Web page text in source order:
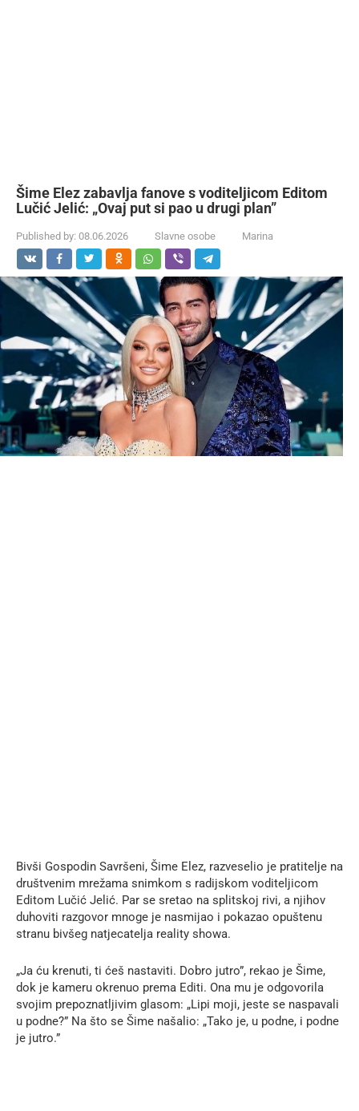
Šime Elez zabavlja fanove s voditeljicom Editom
Lučić Jelić: „Ovaj put si pao u drugi plan”
Published by: 08.06.2026 Slavne osobe Marina
Bivši Gospodin Savršeni, Šime Elez, razveselio je pratitelje na
društvenim mrežama snimkom s radijskom voditeljicom
Editom Lučić Jelić. Par se sretao na splitskoj rivi, a njihov
duhoviti razgovor mnoge je nasmijao i pokazao opuštenu
stranu bivšeg natjecatelja reality showa.
„Ja ću krenuti, ti ćeš nastaviti. Dobro jutro”, rekao je Šime,
dok je kameru okrenuo prema Editi. Ona mu je odgovorila
svojim prepoznatljivim glasom: „Lipi moji, jeste se naspavali
u podne?” Na što se Šime našalio: „Tako je, u podne, i podne
je jutro.”